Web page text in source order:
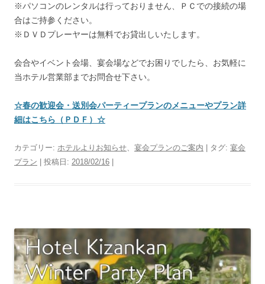
※パソコンのレンタルは行っておりません、ＰＣでの接続の場
合はご持参ください。
※ＤＶＤプレーヤーは無料でお貸出しいたします。
会合やイベント会場、宴会場などでお困りでしたら、お気軽に
当ホテル営業部までお問合せ下さい。
☆春の歓迎会・送別会パーティープランのメニューやプラン詳
細はこちら（ＰＤＦ）☆
カテゴリー: ホテルよりお知らせ 宴会プランのご案内 | タグ: 宴会
プラン | 投稿日: 2018/02/16